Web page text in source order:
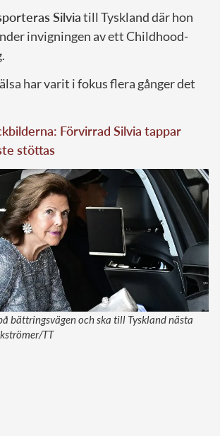
Silviatill Tyskland där hon
invigningen av ett Childhood-
har varit i fokus flera gånger det
Förvirrad Silvia tappar
stöttas
bättringsvägen och ska till Tyskland nästa
TT